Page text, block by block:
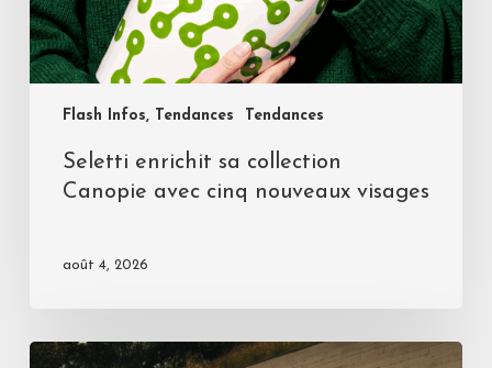
Flash Infos, Tendances Tendances
Seletti enrichit sa collection
Canopie avec cinq nouveaux visages
août 4, 2026